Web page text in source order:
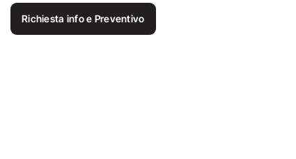
Richiesta info e Preventivo